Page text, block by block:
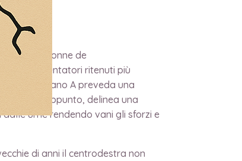
Dalle colonne de
di commentatori ritenuti più
che il piano A preveda una
piano B appunto, delinea una
urne rendendo vani gli sforzi e
di anni il centrodestra non